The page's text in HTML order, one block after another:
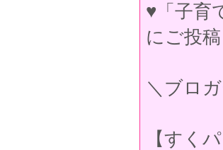
♥「子育
にご投
＼ブロ
【すく